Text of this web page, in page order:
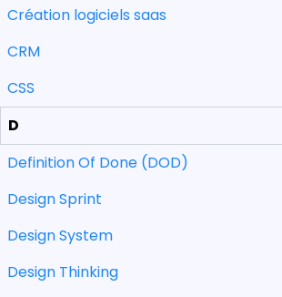
Création logiciels saas
CRM
CSS
D
Definition Of Done (DOD)
Design Sprint
Design System
Design Thinking